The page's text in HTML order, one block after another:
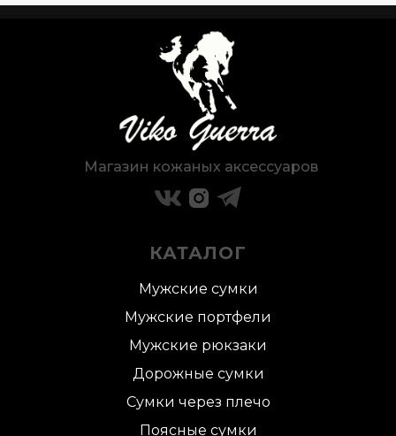
КАТАЛОГ
Мужские сумки
Мужские портфели
Мужские рюкзаки
Дорожные сумки
Сумки через плечо
Поясные сумки
Магазин кожаных аксессуаров